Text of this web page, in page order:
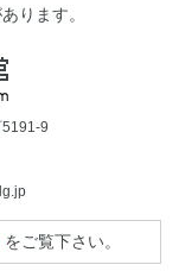
ります。
9
をご覧下さい。